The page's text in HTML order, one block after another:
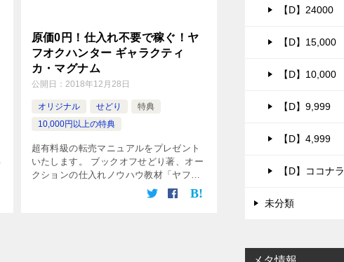
原価0円！仕入れ不要で稼ぐ！ヤ
フオクハンター ギャラクティ
カ・マグナム
公開日： 2018年12月28日
オリジナル せどり
特典
10,000円以上の特典
超有料級の転売マニュアルをプレゼント
いたします。 ブックオフせどり著、オー
クションの仕入れノウハウ教材「ヤフオ
クハンターシリーズ」の最新作です。 タ
イトルの通り、【原価0円・仕入れ不要】
【D】24000
【D】15,000
【D】10,000
【D】9,999
【D】4,999
【D】ココナラ
未分類